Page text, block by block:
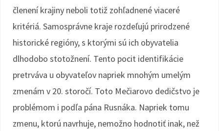
členení krajiny neboli totiž zohľadnené viaceré
kritériá. Samosprávne kraje rozdeľujú prirodzené
historické regióny, s ktorými sú ich obyvatelia
dlhodobo stotožnení. Tento pocit identifikácie
pretrváva u obyvateľov napriek mnohým umelým
zmenám v 20. storočí. Toto Mečiarovo dedičstvo je
problémom i podľa pána Rusnáka. Napriek tomu
zmenu, ktorú navrhuje, nemožno hodnotiť inak, než